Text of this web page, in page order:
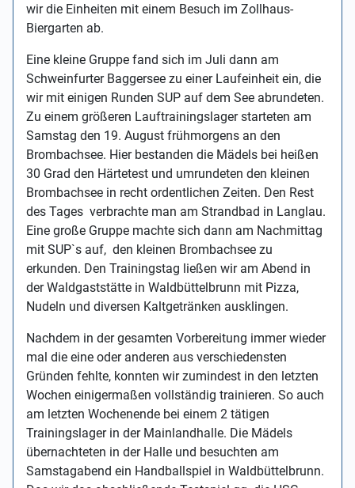
wir die Einheiten mit einem Besuch im Zollhaus-
Biergarten ab.
Eine kleine Gruppe fand sich im Juli dann am
Schweinfurter Baggersee zu einer Laufeinheit ein, die
wir mit einigen Runden SUP auf dem See abrundeten.
Zu einem größeren Lauftrainingslager starteten am
Samstag den 19. August frühmorgens an den
Brombachsee. Hier bestanden die Mädels bei heißen
30 Grad den Härtetest und umrundeten den kleinen
Brombachsee in recht ordentlichen Zeiten. Den Rest
des Tages verbrachte man am Strandbad in Langlau.
Eine große Gruppe machte sich dann am Nachmittag
mit SUP`s auf, den kleinen Brombachsee zu
erkunden. Den Trainingstag ließen wir am Abend in
der Waldgaststätte in Waldbüttelbrunn mit Pizza,
Nudeln und diversen Kaltgetränken ausklingen.
Nachdem in der gesamten Vorbereitung immer wieder
mal die eine oder anderen aus verschiedensten
Gründen fehlte, konnten wir zumindest in den letzten
Wochen einigermaßen vollständig trainieren. So auch
am letzten Wochenende bei einem 2 tätigen
Trainingslager in der Mainlandhalle. Die Mädels
übernachteten in der Halle und besuchten am
Samstagabend ein Handballspiel in Waldbüttelbrunn.